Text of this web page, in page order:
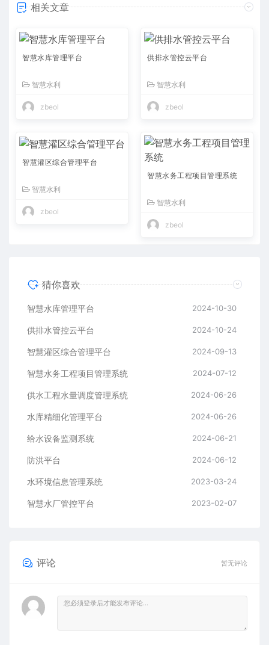
相关文章
智慧水库管理平台
智慧水利
zbeol
供排水管控云平台
智慧水利
zbeol
智慧灌区综合管理平台
智慧水利
zbeol
智慧水务工程项目管理系统
智慧水利
zbeol
猜你喜欢
智慧水库管理平台 2024-10-30
供排水管控云平台 2024-10-24
智慧灌区综合管理平台 2024-09-13
智慧水务工程项目管理系统 2024-07-12
供水工程水量调度管理系统 2024-06-26
水库精细化管理平台 2024-06-26
给水设备监测系统 2024-06-21
防洪平台 2024-06-12
水环境信息管理系统 2023-03-24
智慧水厂管控平台 2023-02-07
评论 暂无评论